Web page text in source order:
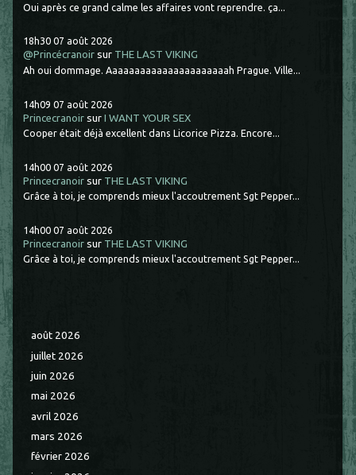
Oui après ce grand calme les affaires vont reprendre. ça...
18h30 07 août 2026
@Princécranoir sur THE LAST VIKING
Ah oui dommage. Aaaaaaaaaaaaaaaaaaaaaah Prague. Ville...
14h09 07 août 2026
Princecranoir surI WANT YOUR SEX
Cooper était déjà excellent dans Licorice Pizza. Encore...
14h00 07 août 2026
Princecranoir sur THE LAST VIKING
Grâce à toi, je comprends mieux l'accoutrement Sgt Pepper...
14h00 07 août 2026
Princecranoir sur THE LAST VIKING
Grâce à toi, je comprends mieux l'accoutrement Sgt Pepper...
août 2026
juillet 2026
juin 2026
mai 2026
avril 2026
mars 2026
février 2026